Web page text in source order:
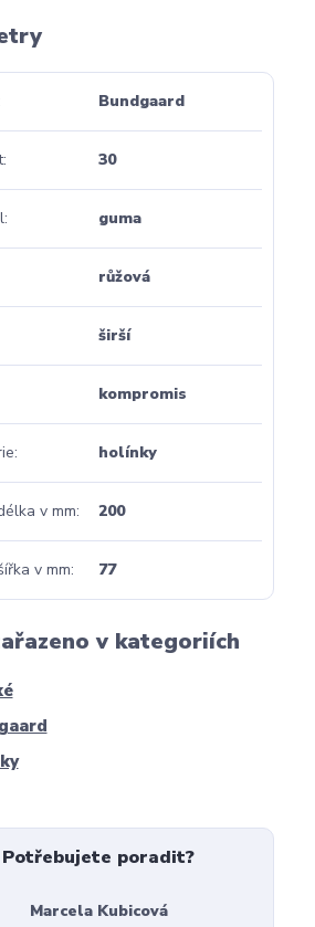
Bundgaard
30
guma
růžová
širší
kompromis
holínky
v mm 200
v mm 77
v kategoriích
Potřebujete poradit?
Marcela Kubicová